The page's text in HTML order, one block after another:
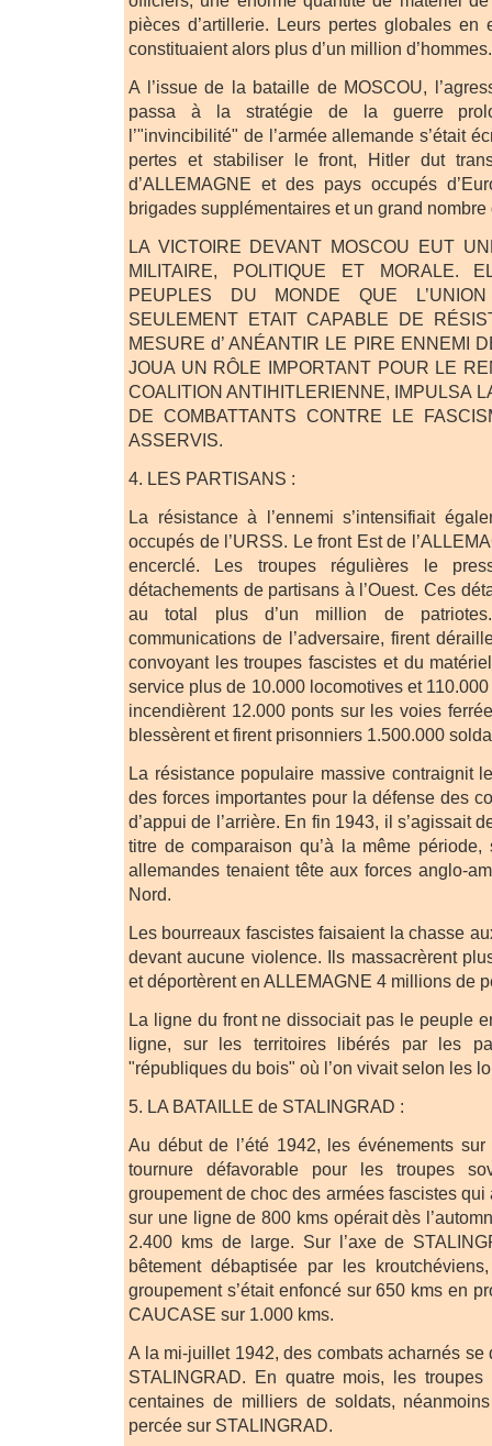
pièces d’artillerie. Leurs pertes globales en
constituaient alors plus d’un million d’hommes.
A l’issue de la bataille de MOSCOU,
passa à la stratégie de la guerre
l’"invincibilité" de l’armée allemande s’était
pertes et stabiliser le front, Hitler dut
d’ALLEMAGNE et des pays occupés
brigades supplémentaires et un grand
LA VICTOIRE DEVANT MOSCOU EUT
MILITAIRE, POLITIQUE ET MORALE.
PEUPLES DU MONDE QUE
SEULEMENT ETAIT CAPABLE DE
MESURE d’ ANÉANTIR LE PIRE ENNEMI
JOUA UN RÔLE IMPORTANT POUR LE
COALITION ANTIHITLERIENNE, IMPULSA
DE COMBATTANTS CONTRE LE
ASSERVIS.
4. LES PARTISANS :
La résistance à l’ennemi s’intensifiait
occupés de l’URSS. Le front Est de
encerclé. Les troupes régulières le
détachements de partisans à l’Ouest. Ces
au total plus d’un million de
communications de l’adversaire, firent
convoyant les troupes fascistes et du
service plus de 10.000 locomotives et
incendièrent 12.000 ponts sur les voies
blessèrent et firent prisonniers 1.500.000
La résistance populaire massive contraignit
des forces importantes pour la défense des
d’appui de l’arrière. En fin 1943, il s’agissait
titre de comparaison qu’à la même
allemandes tenaient tête aux forces anglo-
Nord.
Les bourreaux fascistes faisaient la chasse
devant aucune violence. Ils massacrèrent
et déportèrent en ALLEMAGNE 4 millions de
La ligne du front ne dissociait pas le peuple
ligne, sur les territoires libérés par les
"républiques du bois" où l’on vivait selon les
5. LA BATAILLE de STALINGRAD :
Au début de l’été 1942, les événements
tournure défavorable pour les troupes
groupement de choc des armées fascistes qui
sur une ligne de 800 kms opérait dès
2.400 kms de large. Sur l’axe de
bêtement débaptisée par les
groupement s’était enfoncé sur 650 kms en
CAUCASE sur 1.000 kms.
A la mi-juillet 1942, des combats acharnés se
STALINGRAD. En quatre mois, les troupes
centaines de milliers de soldats,
percée sur STALINGRAD.